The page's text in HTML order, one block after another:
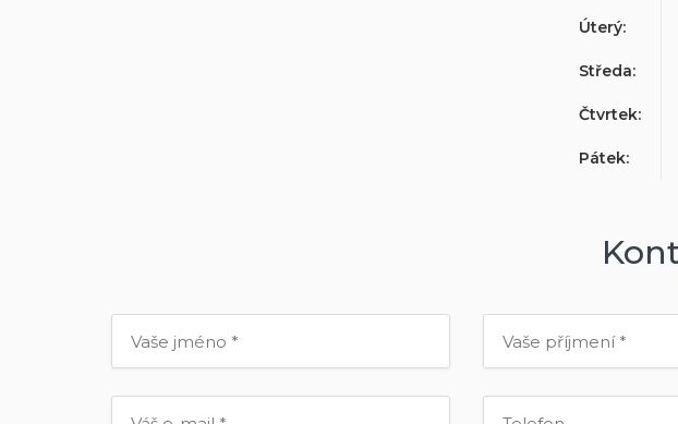
Úterý:
Středa:
Čtvrtek:
Pátek: